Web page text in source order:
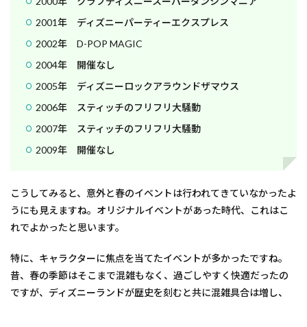
2001年 ディズニーパーティーエクスプレス
2002年 D-POP MAGIC
2004年 開催なし
2005年 ディズニーロックアラウンドザマウス
2006年 スティッチのフリフリ大騒動
2007年 スティッチのフリフリ大騒動
2009年 開催なし
こうしてみると、意外と春のイベントは行われてきていなかったよ
うにも見えますね。オリジナルイベントがあった時代、これはこ
れでよかったと思います。
特に、キャラクターに焦点を当てたイベントが多かったですね。
昔、春の季節はそこまで混雑もなく、過ごしやすく快適だったの
ですが、ディズニーランドが歴史を刻むと共に混雑具合は増し、